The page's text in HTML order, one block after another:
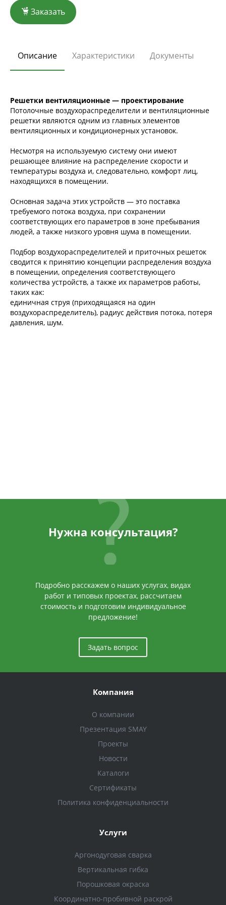
Заказать
Описание Характеристики Документы
Решетки вентиляционные — проектирование
Потолочные воздухораспределители и вентиляционные
решетки являются одним из главных элементов
вентиляционных и кондиционерных установок.
Несмотря на используемую систему они имеют
решающее влияние на распределение скорости и
температуры воздуха и, следовательно, комфорт лиц,
находящихся в помещении.
Основная задача этих устройств — это поставка
требуемого потока воздуха, при сохранении
соответствующих его параметров в зоне пребывания
людей, а также низкого уровня шума в помещении.
Подбор воздухораспределителей и приточных решеток
сводится к принятию концепции распределения воздуха
в помещении, определения соответствующего
количества устройств, а также их параметров работы,
таких как:
единичная струя (приходящаяся на один
воздухораспределитель), радиус действия потока, потеря
давления, шум.
Нужна консультация?
Подробно расскажем о наших услугах, видах
работ и типовых проектах, рассчитаем
стоимость и подготовим индивидуальное
предложение!
Задать вопрос
Компания
О компании
Презентация SMAY
Проекты
Новости
Каталоги
Сертификаты
Политика конфиденциальности
Услуги
Аргонодуговая сварка
Вертикальная гибка
Порошковая окраска
Координатно-пробивной раскрой